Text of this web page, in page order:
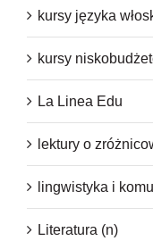
kursy języka
kursy
La Linea Edu
lektury o
lingwistyka i
Literatura (n)